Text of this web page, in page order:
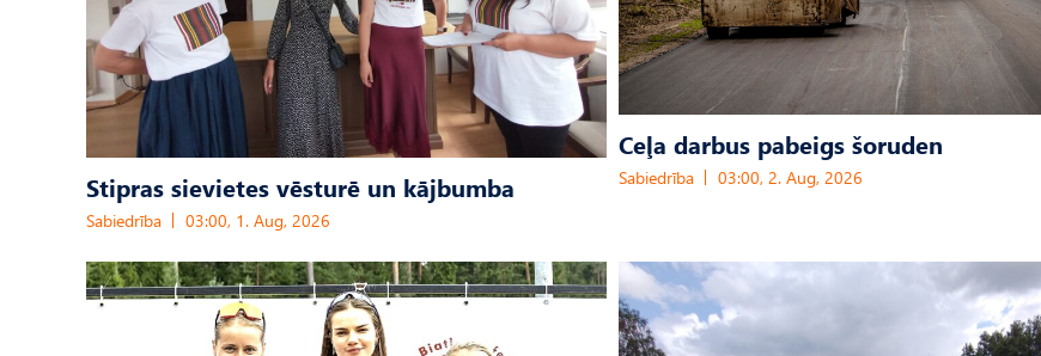
Stipras sievietes vēsturē un kājbumba
Sabiedrība 03:00, 1. Aug, 2026
Ceļa darbus pabeigs šoruden
Sabiedrība 03:00, 2. Aug, 2026